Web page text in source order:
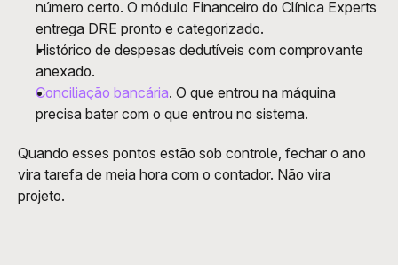
número certo. O módulo Financeiro do Clínica Experts
entrega DRE pronto e categorizado.
Histórico de despesas dedutíveis com comprovante
anexado.
Conciliação bancária. O que entrou na máquina
precisa bater com o que entrou no sistema.
Quando esses pontos estão sob controle, fechar o ano
vira tarefa de meia hora com o contador. Não vira
projeto.